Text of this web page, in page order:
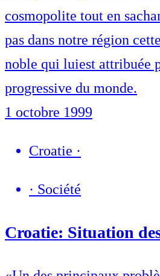
cosmopolite tout en
pas dans notre région
noble qui luiest attribuée
progressive du monde.
1 octobre 1999
Croatie ·
· Société
Croatie: Situation